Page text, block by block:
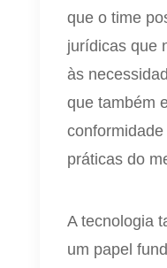
que o time
jurídicas que
às
que também
práticas do
A tecnologia
um papel